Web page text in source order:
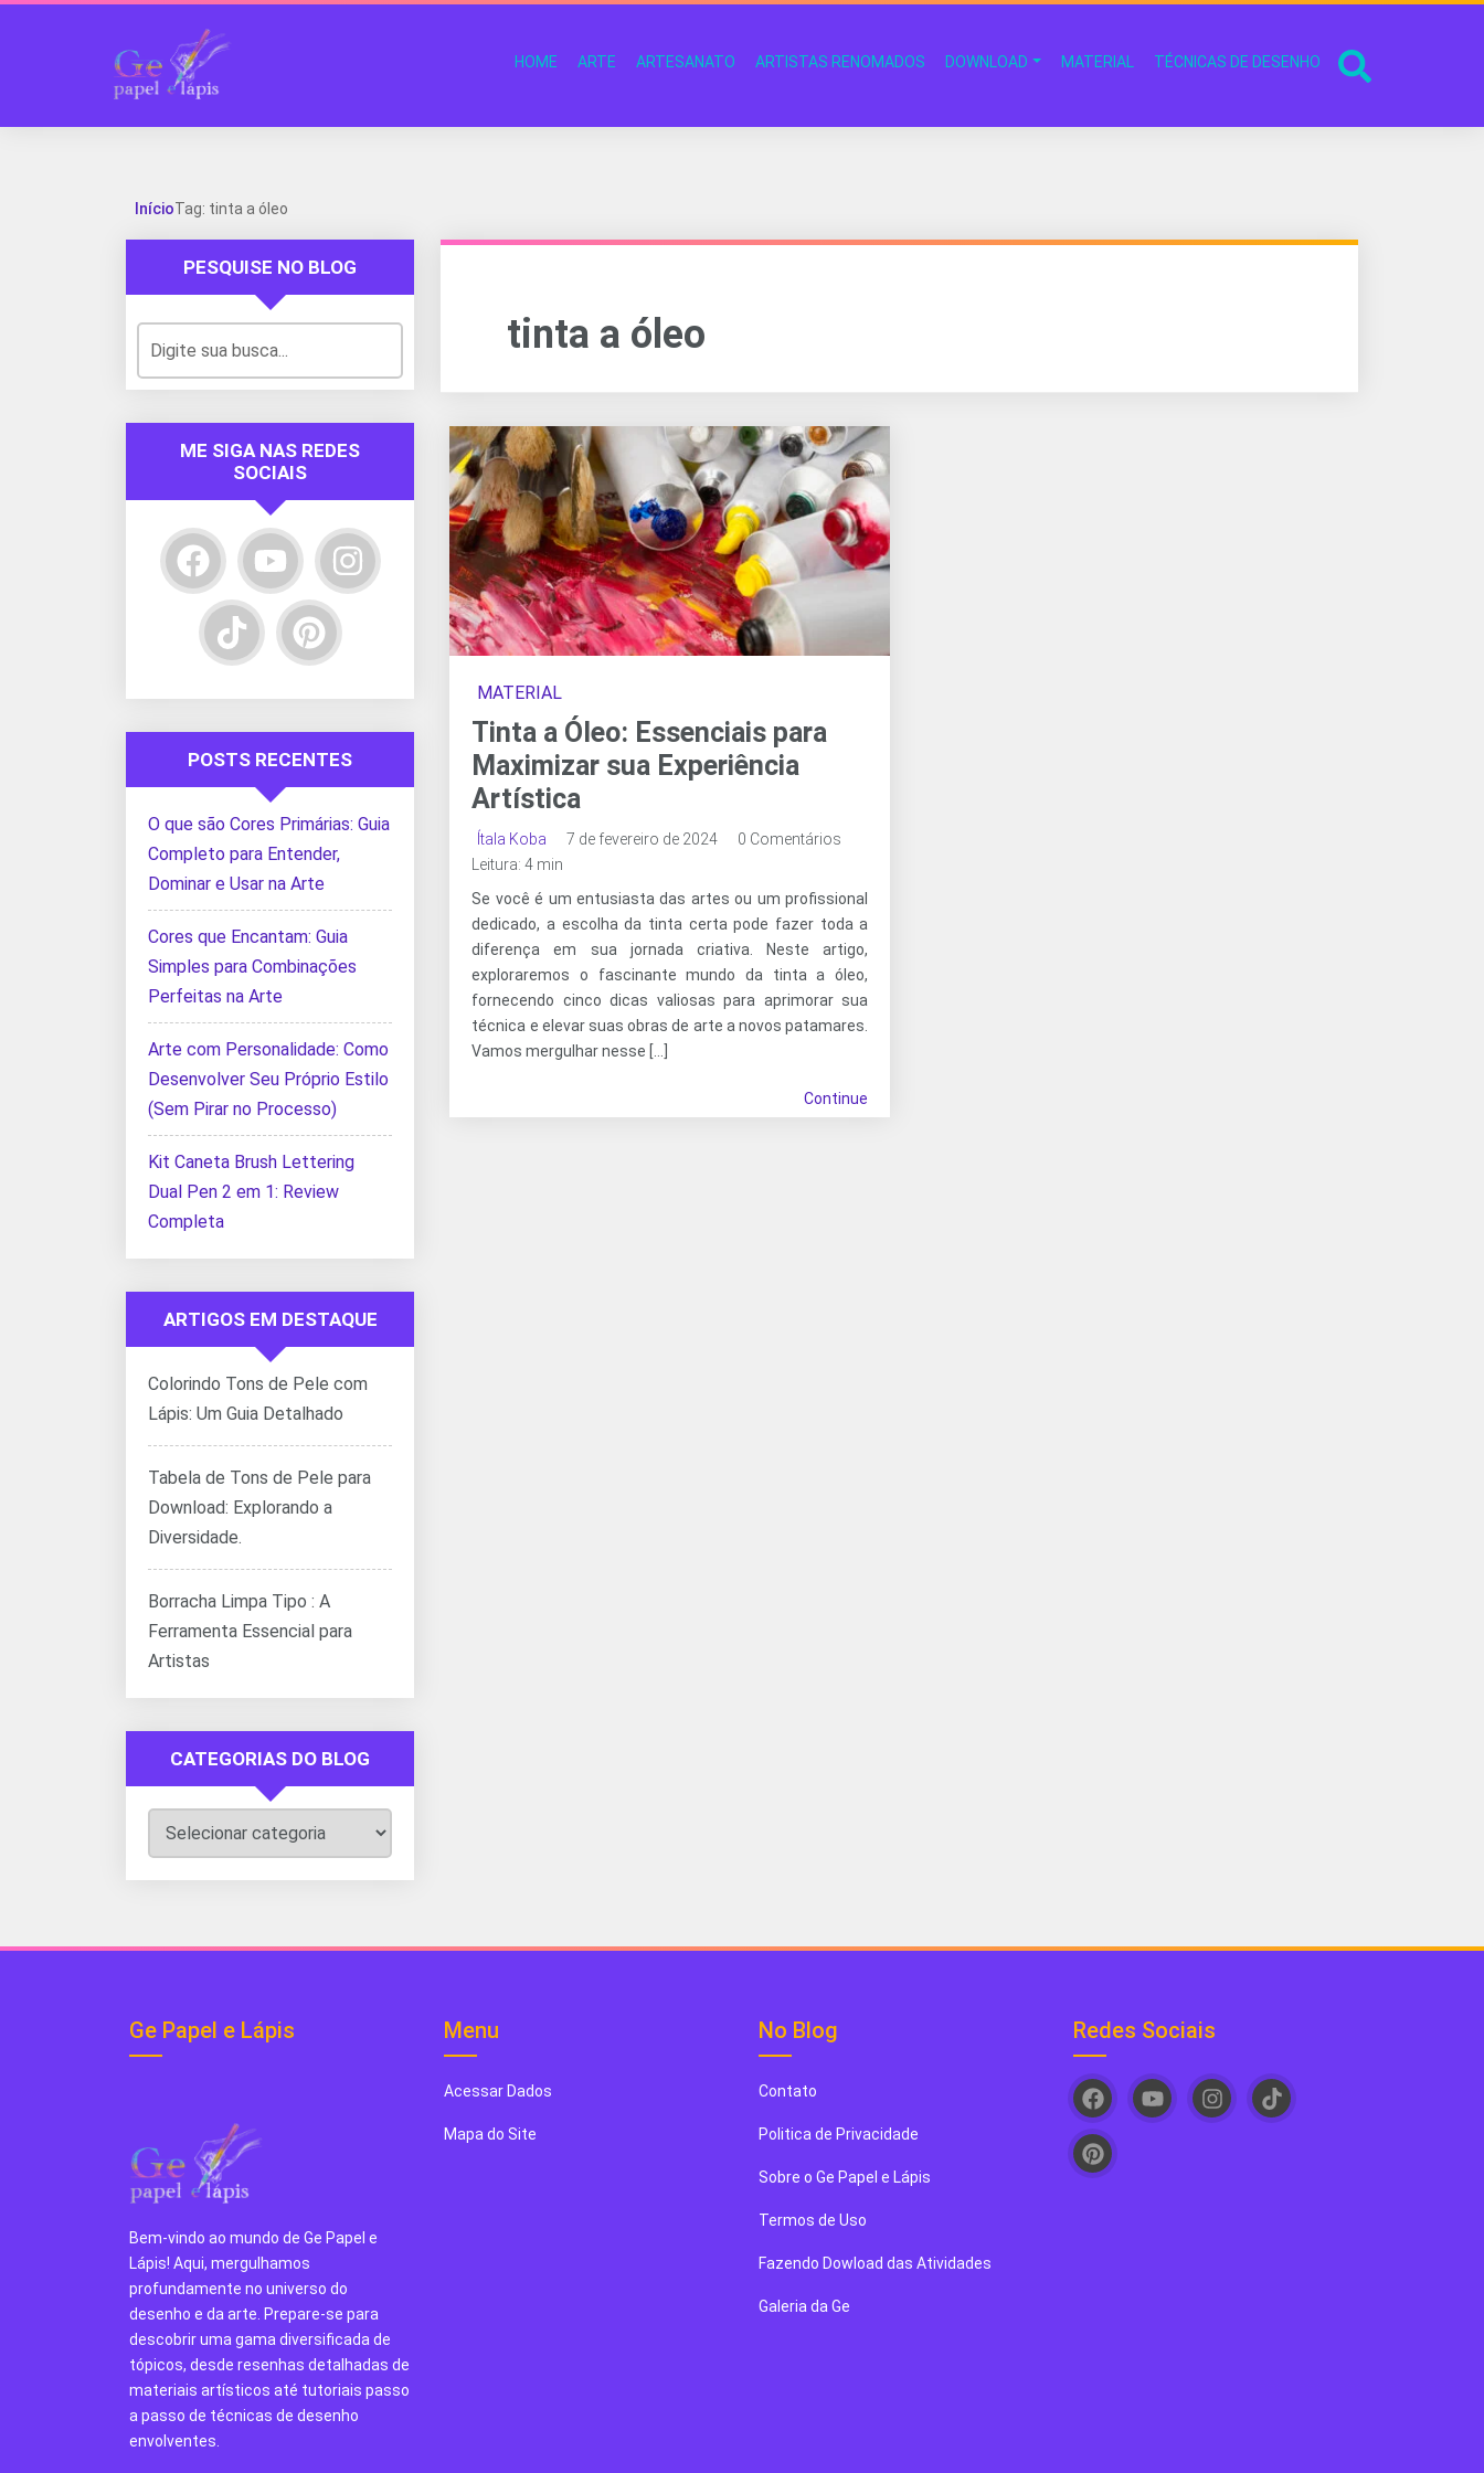
HOME ARTE ARTESANATO ARTISTAS RENOMADOS DOWNLOAD MATERIAL TÉCNICAS DE DESENHO
InícioTag: tinta a óleo
tinta a óleo
MATERIAL
Tinta a Óleo: Essenciais para
Maximizar sua Experiência
Artística
Ítala Koba 7 de fevereiro de 2024
0 Comentários
Leitura: 4 min
Se você é um entusiasta das artes ou um profissional
dedicado, a escolha da tinta certa pode fazer toda a
diferença em sua jornada criativa. Neste artigo,
exploraremos o fascinante mundo da tinta a óleo,
fornecendo cinco dicas valiosas para aprimorar sua
técnica e elevar suas obras de arte a novos patamares.
Vamos mergulhar nesse […]
Continue
PESQUISE NO BLOG
ME SIGA NAS REDES
SOCIAIS
POSTS RECENTES
O que são Cores Primárias: Guia
Completo para Entender,
Dominar e Usar na Arte
Cores que Encantam: Guia
Simples para Combinações
Perfeitas na Arte
Arte com Personalidade: Como
Desenvolver Seu Próprio Estilo
(Sem Pirar no Processo)
Kit Caneta Brush Lettering
Dual Pen 2 em 1: Review
Completa
ARTIGOS EM DESTAQUE
Colorindo Tons de Pele com
Lápis: Um Guia Detalhado
Tabela de Tons de Pele para
Download: Explorando a
Diversidade.
Borracha Limpa Tipo : A
Ferramenta Essencial para
Artistas
CATEGORIAS DO BLOG
Categorias
do
Blog
Ge Papel e Lápis
Bem-vindo ao mundo de Ge Papel e
Lápis! Aqui, mergulhamos
profundamente no universo do
desenho e da arte. Prepare-se para
descobrir uma gama diversificada de
tópicos, desde resenhas detalhadas de
materiais artísticos até tutoriais passo
a passo de técnicas de desenho
envolventes.
Menu
Acessar Dados
Mapa do Site
No Blog
Contato
Politica de Privacidade
Sobre o Ge Papel e Lápis
Termos de Uso
Fazendo Dowload das Atividades
Galeria da Ge
Redes Sociais